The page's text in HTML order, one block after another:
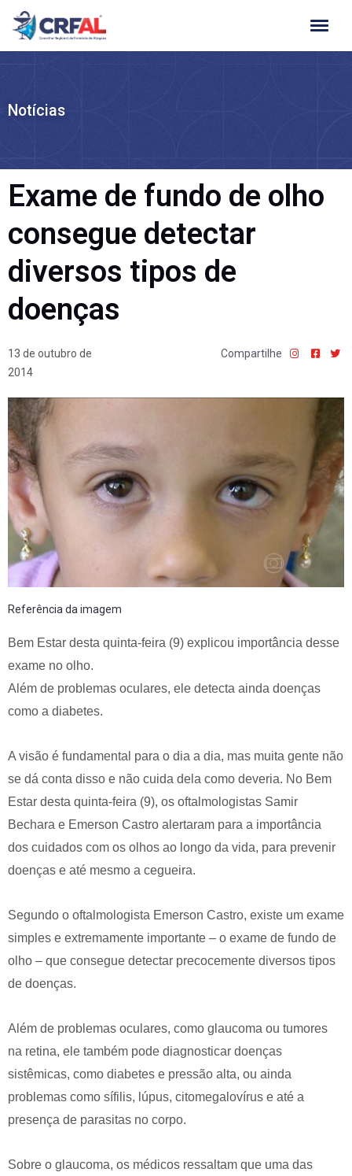
Ir
para
Notícias
Exame de fundo de olho
consegue detectar
diversos tipos de
doenças
13 de outubro de
2014
Compartilhe
Referência da imagem
Bem Estar desta quinta-feira (9) explicou importância desse
exame no olho.
Além de problemas oculares, ele detecta ainda doenças
como a diabetes.
A visão é fundamental para o dia a dia, mas muita gente não
se dá conta disso e não cuida dela como deveria. No Bem
Estar desta quinta-feira (9), os oftalmologistas Samir
Bechara e Emerson Castro alertaram para a importância
dos cuidados com os olhos ao longo da vida, para prevenir
doenças e até mesmo a cegueira.
Segundo o oftalmologista Emerson Castro, existe um exame
simples e extremamente importante – o exame de fundo de
olho – que consegue detectar precocemente diversos tipos
de doenças.
Além de problemas oculares, como glaucoma ou tumores
na retina, ele também pode diagnosticar doenças
sistêmicas, como diabetes e pressão alta, ou ainda
problemas como sífilis, lúpus, citomegalovírus e até a
presença de parasitas no corpo.
Sobre o glaucoma, os médicos ressaltam que uma das